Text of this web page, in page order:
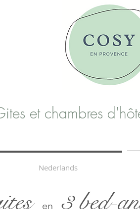
et chambres
Nederlands
en 3 bed-